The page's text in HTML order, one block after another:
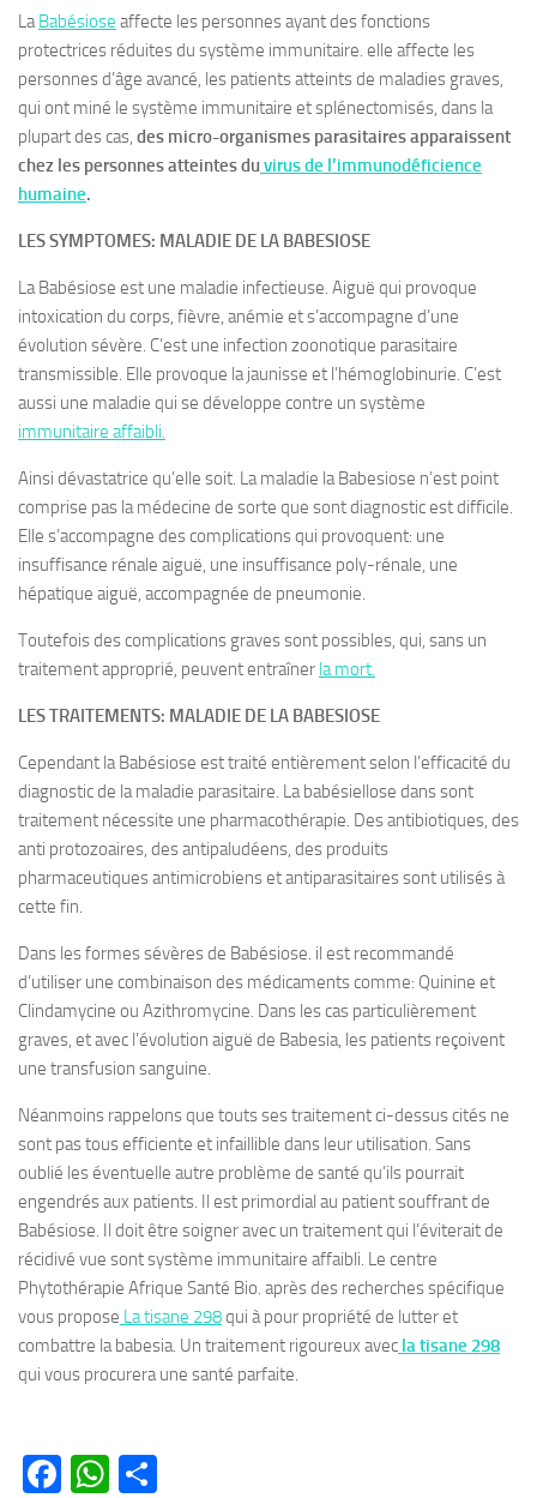
LaBabésiose affecte les personnes ayant des fonctions
protectrices réduites du système immunitaire. elle affecte les
personnes d’âge avancé, les patients atteints de maladies graves,
qui ont miné le système immunitaire et splénectomisés, dans la
plupart des cas, des micro-organismes parasitaires apparaissent
chez les personnes atteintes duvirus de l’immunodéficience
humaine.
LES SYMPTOMES: MALADIE DE LA BABESIOSE
La Babésiose est une maladie infectieuse. Aiguë qui provoque
intoxication du corps, fièvre, anémie et s’accompagne d’une
évolution sévère. C’est une infection zoonotique parasitaire
transmissible. Elle provoque la jaunisse et l’hémoglobinurie. C’est
aussi une maladie qui se développe contre un système
immunitaire affaibli.
Ainsi dévastatrice qu’elle soit. La maladie la Babesiose n’est point
comprise pas la médecine de sorte que sont diagnostic est difficile.
Elle s’accompagne des complications qui provoquent: une
insuffisance rénale aiguë, une insuffisance poly-rénale, une
hépatique aiguë, accompagnée de pneumonie.
Toutefois des complications graves sont possibles, qui, sans un
traitement approprié, peuvent entraîner la mort.
LES TRAITEMENTS: MALADIE DE LA BABESIOSE
Cependant la Babésiose est traité entièrement selon l’efficacité du
diagnostic de la maladie parasitaire. La babésiellose dans sont
traitement nécessite une pharmacothérapie. Des antibiotiques, des
anti protozoaires, des antipaludéens, des produits
pharmaceutiques antimicrobiens et antiparasitaires sont utilisés à
cette fin.
Dans les formes sévères de Babésiose. il est recommandé
d’utiliser une combinaison des médicaments comme: Quinine et
Clindamycine ou Azithromycine. Dans les cas particulièrement
graves, et avec l’évolution aiguë de Babesia, les patients reçoivent
une transfusion sanguine.
Néanmoins rappelons que touts ses traitement ci-dessus cités ne
sont pas tous efficiente et infaillible dans leur utilisation. Sans
oublié les éventuelle autre problème de santé qu’ils pourrait
engendrés aux patients. Il est primordial au patient souffrant de
Babésiose. Il doit être soigner avec un traitement qui l’éviterait de
récidivé vue sont système immunitaire affaibli. Le centre
Phytothérapie Afrique Santé Bio. après des recherches spécifique
vous propose La tisane 298qui à pour propriété de lutter et
combattre la babesia. Un traitement rigoureux avec la tisane 298
qui vous procurera une santé parfaite.
Facebook
WhatsApp